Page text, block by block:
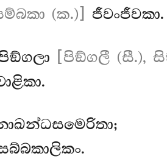
(ක.)] ජීවංජීවකා.
[පිඞ්ගලී (සී.),